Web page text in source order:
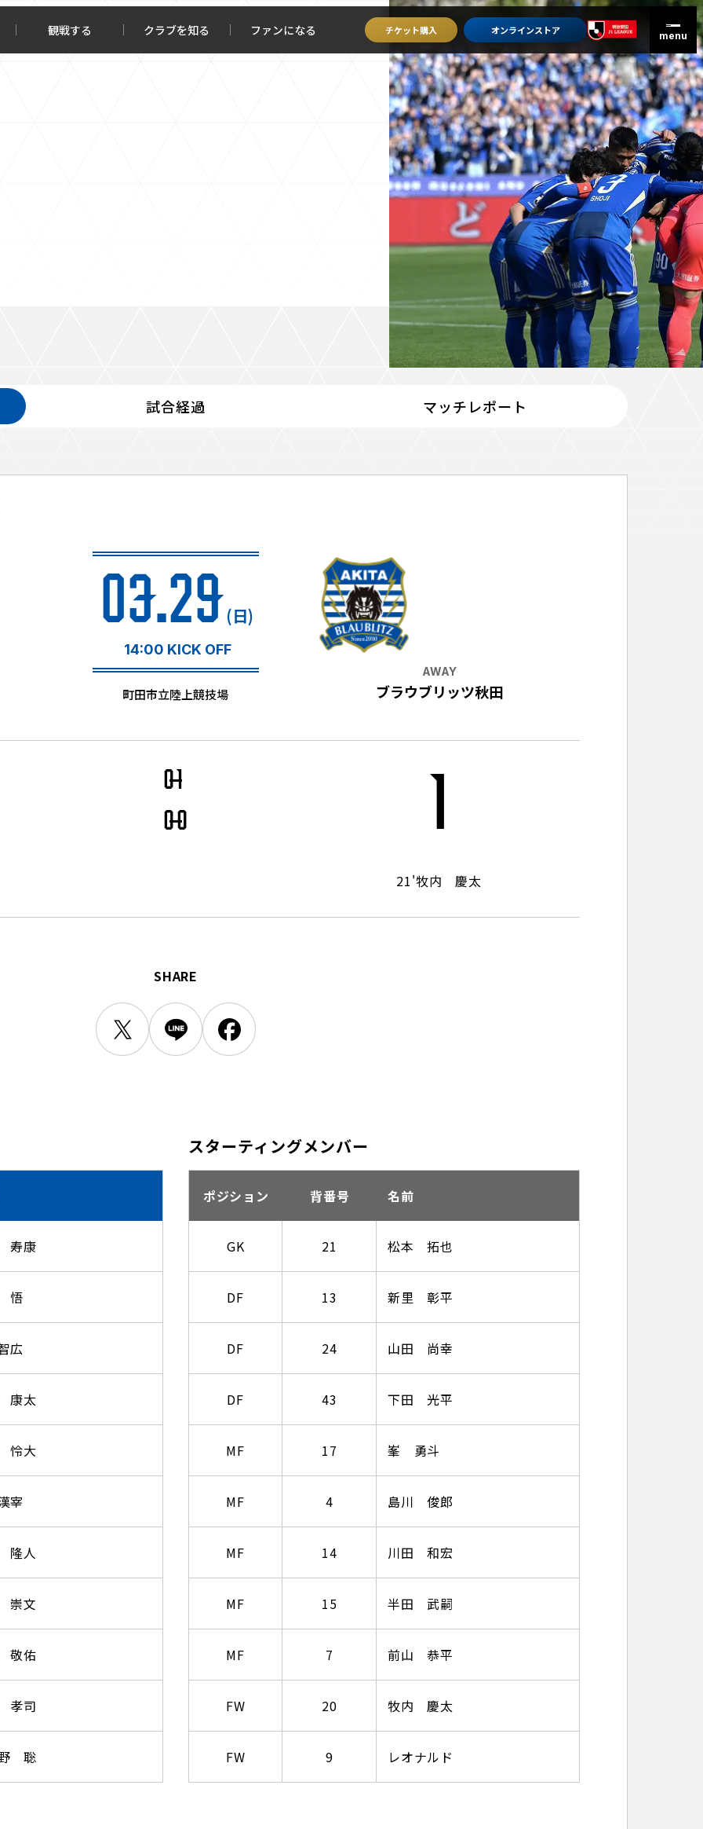
観戦する クラブを知る ファンになる チケット購入 オンラインストア
う
購入
サポーターの皆様へ
ＦＣ町田ゼルビアをサポート
トレーニングの見学・ファンサービ
ス
ＦＣ町田ゼルビアカレンダー
三輪緑山ベースを利用
グッズを買うトップ
オンラインストア
ユニフォーム
FOLLOW US!
試合経過 マッチレポート
03.29 (日)
14:00 KICK OFF
町田市立陸上競技場
AWAY
ブラウブリッツ秋田
01
00 1
21'牧内 慶太
SHARE
寿康
悟
広
康太
怜大
宰
隆人
崇文
敬佑
孝司
聡
スターティングメンバー
ポジション 背番号 名前
GK 21 松本 拓也
DF 13 新里 彰平
DF 24 山田 尚幸
DF 43 下田 光平
MF 17 峯 勇斗
MF 4 島川 俊郎
MF 14 川田 和宏
MF 15 半田 武嗣
MF 7 前山 恭平
FW 20 牧内 慶太
FW 9 レオナルド